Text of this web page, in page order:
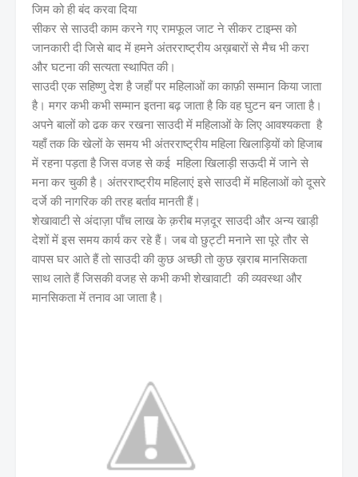
जिम को ही बंद करवा दिया
सीकर से साउदी काम करने गए रामफूल जाट ने सीकर टाइम्स को
जानकारी दी जिसे बाद में हमने अंतरराष्ट्रीय अख़बारों से मैच भी करा
और घटना की सत्यता स्थापित की।
साउदी एक सहिष्णु देश है जहाँ पर महिलाओं का काफ़ी सम्मान किया जाता
है। मगर कभी कभी सम्मान इतना बढ़ जाता है कि वह घुटन बन जाता है।
अपने बालों को ढक कर रखना साउदी में महिलाओं के लिए आवश्यकता है
यहाँ तक कि खेलों के समय भी अंतरराष्ट्रीय महिला खिलाड़ियों को हिजाब
में रहना पड़ता है जिस वजह से कई महिला खिलाड़ी सऊदी में जाने से
मना कर चुकी है। अंतरराष्ट्रीय महिलाएं इसे साउदी में महिलाओं को दूसरे
दर्जे की नागरिक की तरह बर्ताव मानती हैं।
शेखावाटी से अंदाज़ा पाँच लाख के क़रीब मज़दूर साउदी और अन्य खाड़ी
देशों में इस समय कार्य कर रहे हैं। जब वो छुट्टी मनाने सा पूरे तौर से
वापस घर आते हैं तो साउदी की कुछ अच्छी तो कुछ ख़राब मानसिकता
साथ लाते हैं जिसकी वजह से कभी कभी शेखावाटी की व्यवस्था और
मानसिकता में तनाव आ जाता है।